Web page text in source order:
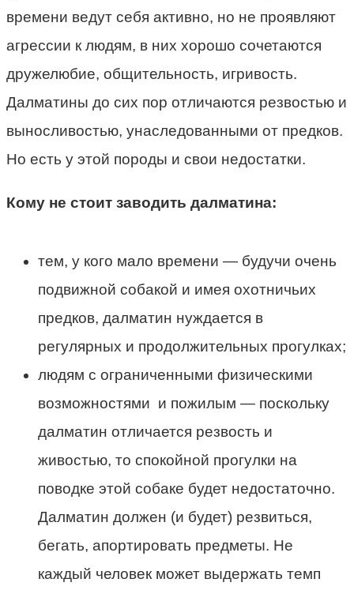
времени ведут себя активно, но не проявляют
агрессии к людям, в них хорошо сочетаются
дружелюбие, общительность, игривость.
Далматины до сих пор отличаются резвостью и
выносливостью, унаследованными от предков.
Но есть у этой породы и свои недостатки.
Кому не стоит заводить далматина:
тем, у кого мало времени — будучи очень
подвижной собакой и имея охотничьих
предков, далматин нуждается в
регулярных и продолжительных прогулках;
людям с ограниченными физическими
возможностями и пожилым — поскольку
далматин отличается резвость и
живостью, то спокойной прогулки на
поводке этой собаке будет недостаточно.
Далматин должен (и будет) резвиться,
бегать, апортировать предметы. Не
каждый человек может выдержать темп